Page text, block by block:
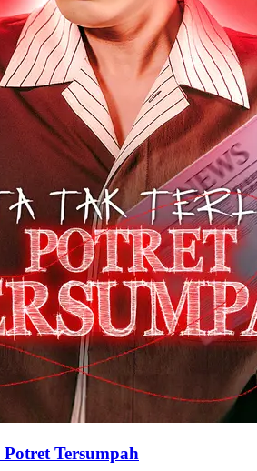
Tersumpah